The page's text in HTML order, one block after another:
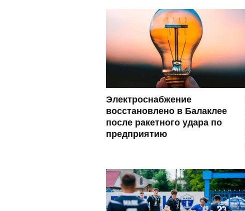
Электроснабжение
восстановлено в Балаклее
после ракетного удара по
предприятию